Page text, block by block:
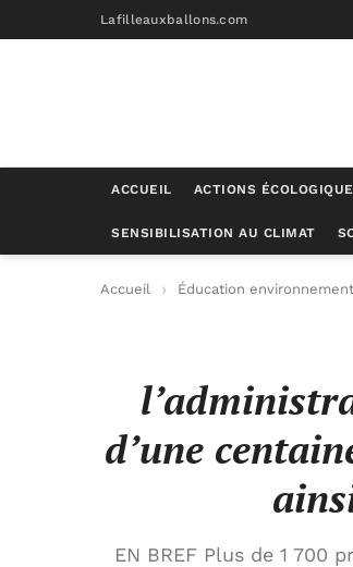
Lafilleauxballons.com
ACCUEIL ACTIONS
SENSIBILISATION AU CLIMAT
Accueil Éducation
d’une
EN BREF Plus de 1 700